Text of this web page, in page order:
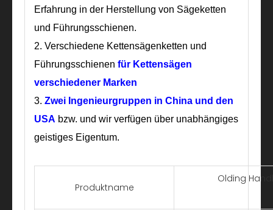
Erfahrung in der Herstellung von Sägeketten
und Führungsschienen.
2. Verschiedene Kettensägenketten und
Führungsschienen für Kettensägen
verschiedener Marken
3. Zwei Ingenieurgruppen in China und den
USA bzw. und wir verfügen über unabhängiges
geistiges Eigentum.
Produktname
Olding